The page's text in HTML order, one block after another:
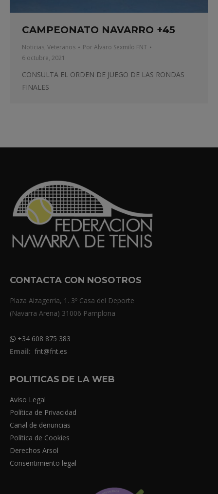
CAMPEONATO NAVARRO +45
Noticias, Veteranos PorAlvaro Sexmilo FNT
6 octubre, 2021
CONSULTA EL ORDEN DE JUEGO DE LAS RONDAS
FINALES
CONTACTA CON NOSOTROS
Plaza Aizagerria, 1. 3º Casa del Deporte
(Navarra Arena) 31006 Pamplona
+34 608 875 383
Email: fnt@fnt.es
POLITICAS DE LA WEB
Aviso Legal
Política de Privacidad
Canal de denuncias
Política de Cookies
Derechos Arsol
Consentimiento legal